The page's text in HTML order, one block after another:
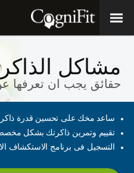
مشاكل
حقائق يجب ان تعرفها
ساعد مخك على تحسين قدرة
تقييم وتمرين ذاكرتك بشكل
التسجيل فى برنامج الاستكشاف